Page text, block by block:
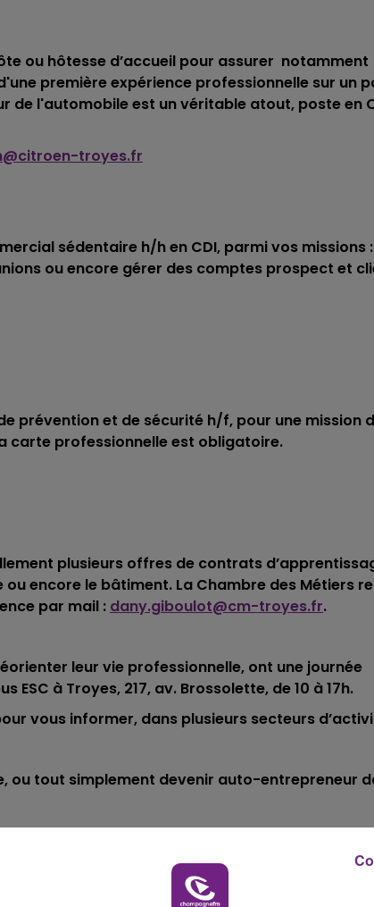
ou hôtesse d’accueil pour assurer notamment
première expérience professionnelle sur un
de l'automobile est un véritable atout, poste en
troyes.fr
sédentaire h/h en CDI, parmi vos missions :
ou encore gérer des comptes prospect et
prévention et de sécurité h/f, pour une mission
carte professionnelle est obligatoire.
plusieurs offres de contrats
encore le bâtiment. La Chambre des Métiers
par mail : dany.giboulot@cm-troyes.fr.
leur vie professionnelle, ont une journée
à Troyes, 217, av. Brossolette, de 10 à 17h.
vous informer, dans plusieurs secteurs
ou tout simplement devenir auto-entrepreneur
à la séance d’information de la Chambre de
de 9h-11h.
6h00 - 10h00